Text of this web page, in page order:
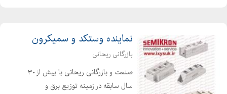
نماینده وستکد و سمیکرون
بازرگانی ریحانی
صنعت و بازرگانی ریحانی با بیش از ۳۰
سال سابقه در زمینه توزیع برق و